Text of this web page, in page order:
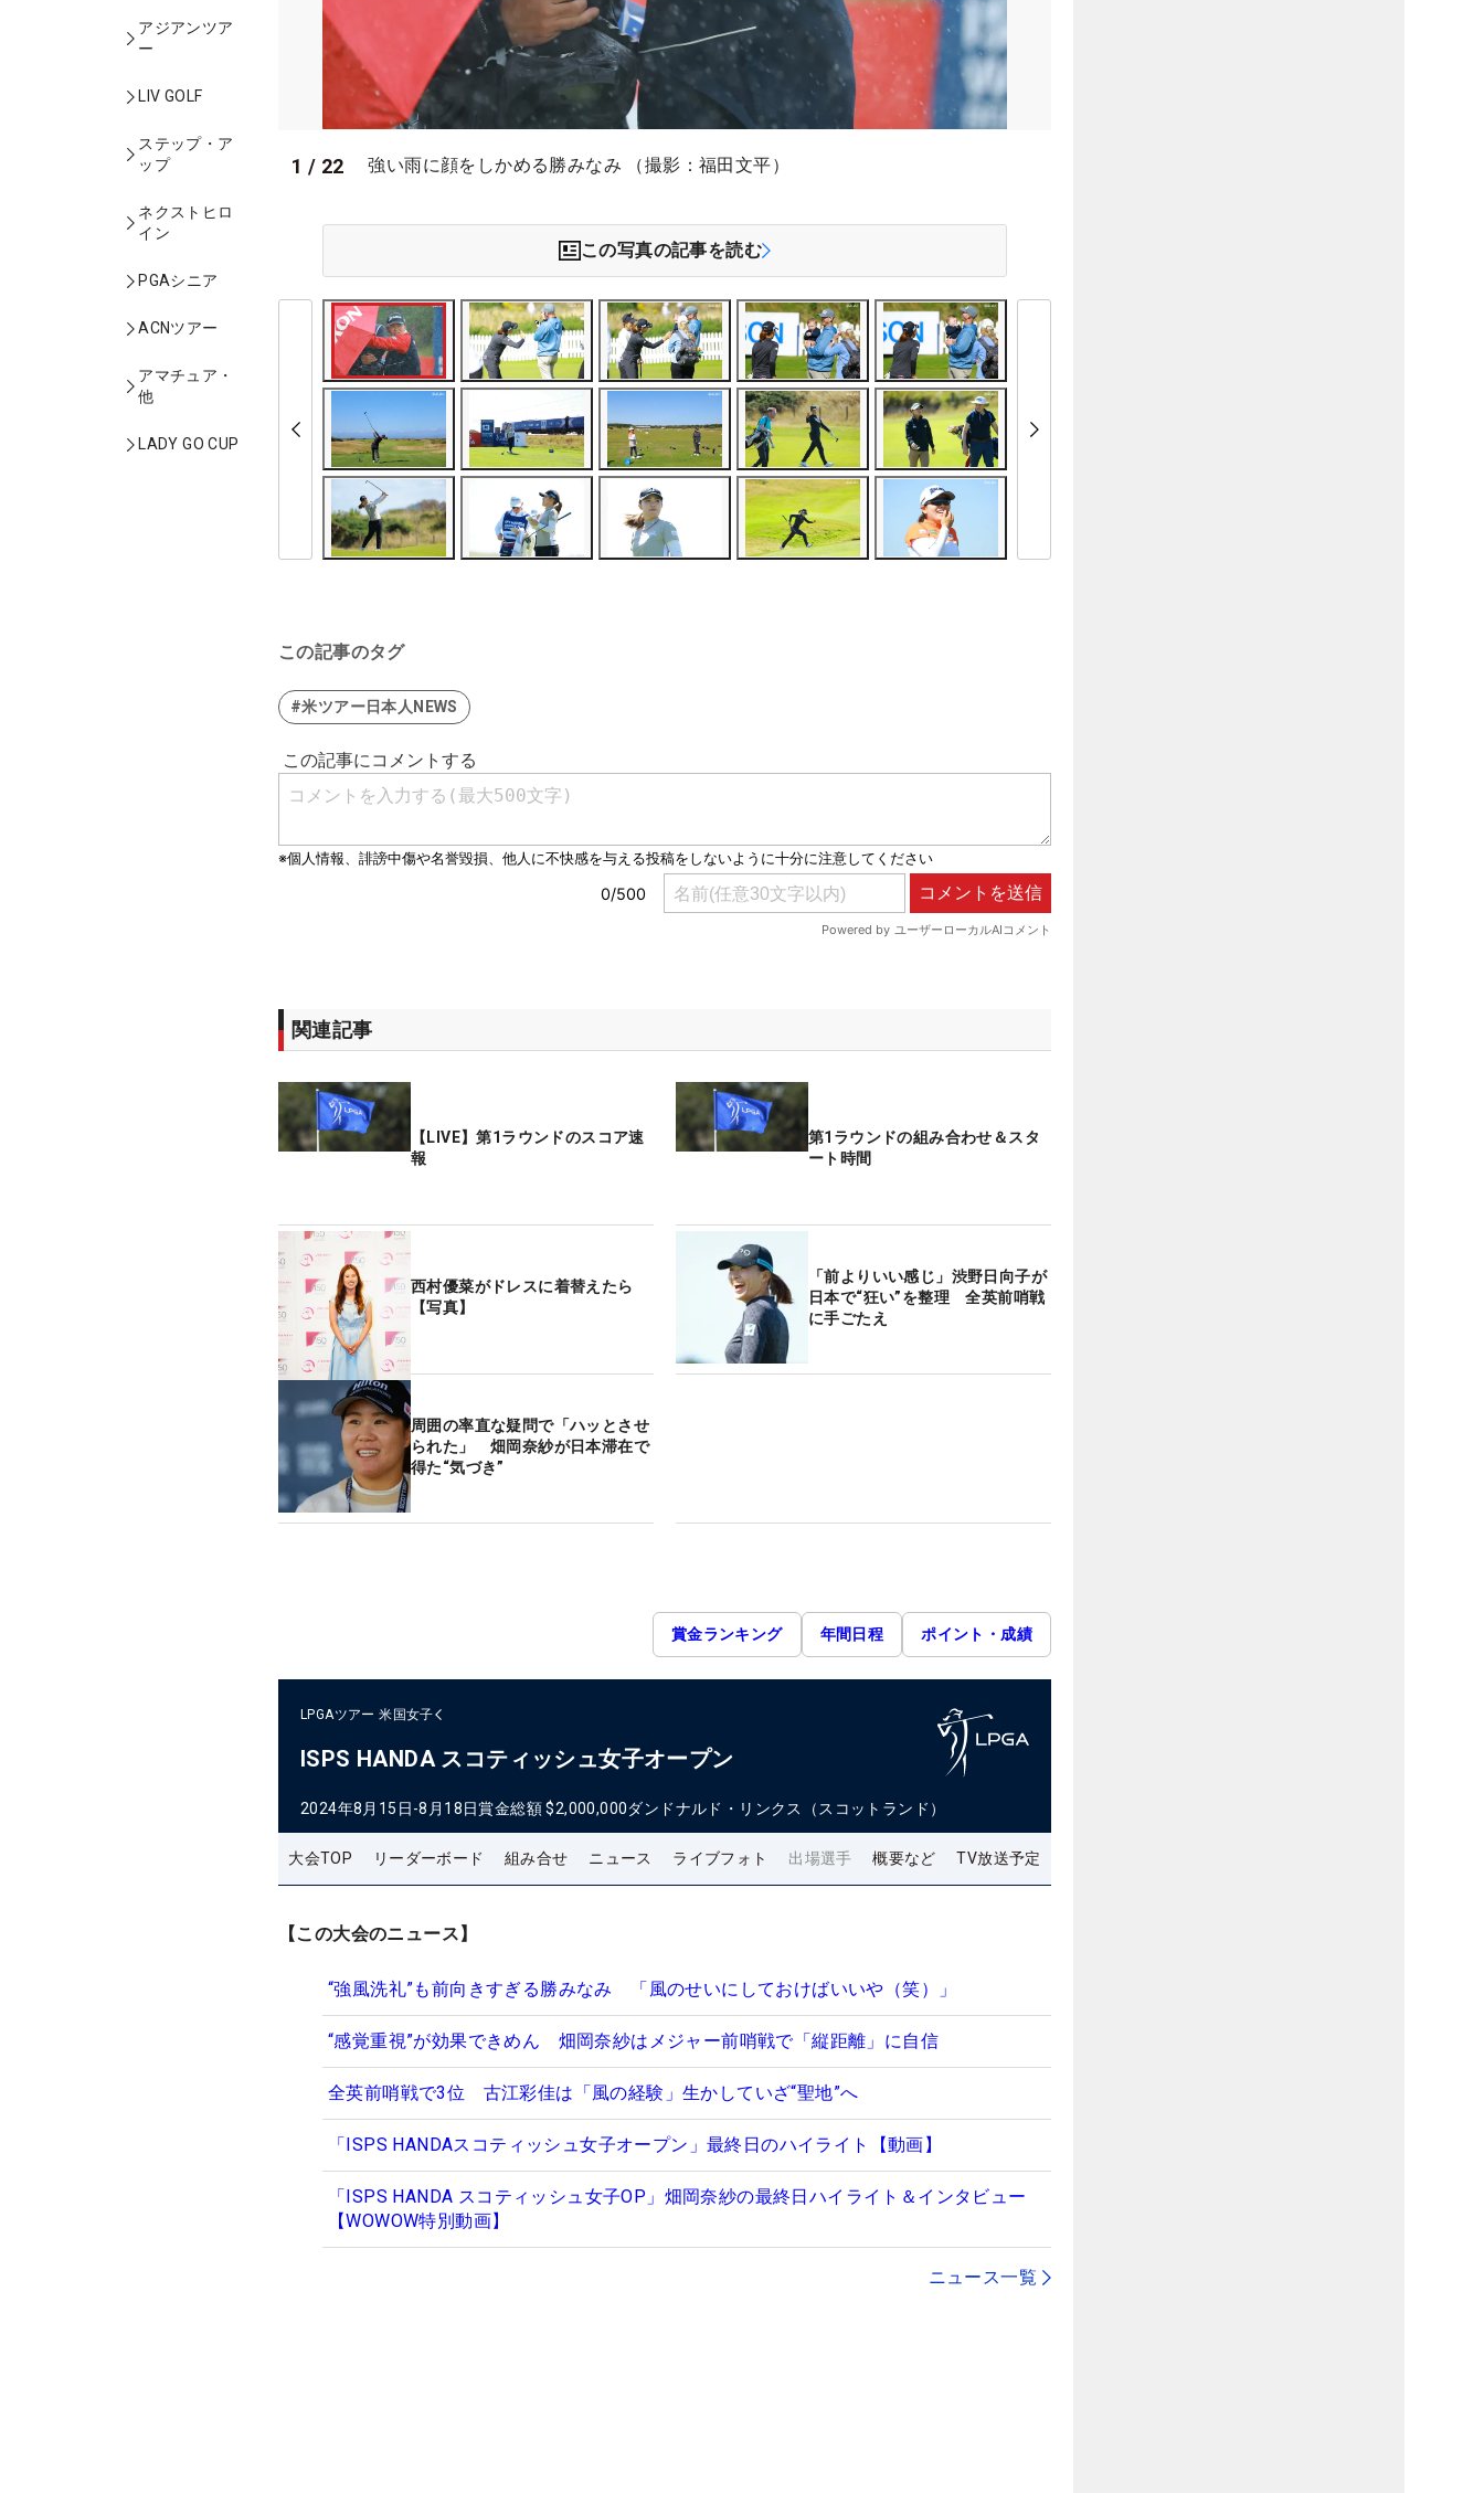
アジアンツア
ー
LIV GOLF
ステップ・ア
ップ
ネクストヒロ
イン
PGAシニア
ACNツアー
アマチュア・
他
LADY GO CUP
1 / 22 強い雨に顔をしかめる勝みなみ （撮影：福田文平）
この写真の記事を読む
この記事のタグ
#米ツアー日本人NEWS
関連記事
【LIVE】第1ラウンドのスコア速
報
第1ラウンドの組み合わせ＆スタ
ート時間
西村優菜がドレスに着替えたら
【写真】
「前よりいい感じ」渋野日向子が
日本で“狂い”を整理 全英前哨戦
に手ごたえ
周囲の率直な疑問で「ハッとさせ
られた」 畑岡奈紗が日本滞在で
得た“気づき”
賞金ランキング 年間日程 ポイント・成績
LPGAツアー 米国女子
ISPS HANDA スコティッシュ女子オープン
2024年8月15日-8月18日賞金総額 $2,000,000ダンドナルド・リンクス（スコットランド）
大会TOP リーダーボード 組み合せ ニュース ライブフォト 出場選手 概要など TV放送予定
【この大会のニュース】
“強風洗礼”も前向きすぎる勝みなみ 「風のせいにしておけばいいや（笑）」
“感覚重視”が効果できめん 畑岡奈紗はメジャー前哨戦で「縦距離」に自信
全英前哨戦で3位 古江彩佳は「風の経験」生かしていざ“聖地”へ
「ISPS HANDAスコティッシュ女子オープン」最終日のハイライト【動画】
「ISPS HANDA スコティッシュ女子OP」畑岡奈紗の最終日ハイライト＆インタビュー
【WOWOW特別動画】
ニュース一覧